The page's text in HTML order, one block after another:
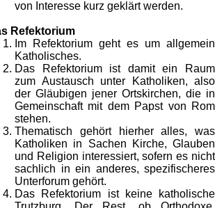
von Interesse kurz geklärt werden.
Refektorium
Im Refektorium geht es um allgemein
Katholisches.
Das Refektorium ist damit ein Raum
zum Austausch unter Katholiken, also
der Gläubigen jener Ortskirchen, die in
Gemeinschaft mit dem Papst von Rom
stehen.
Thematisch gehört hierher alles, was
Katholiken in Sachen Kirche, Glauben
und Religion interessiert, sofern es nicht
sachlich in ein anderes, spezifischeres
Unterforum gehört.
Das Refektorium ist keine katholische